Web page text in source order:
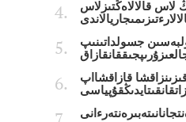
لاس قالالاەڭتىزلاس
جسولداتىنىپ
قازاقشااپ